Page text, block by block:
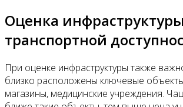
Оценка
транспортной
При оценке инфраструктуры также
близко расположены ключевые
магазины, медицинские учреждения.